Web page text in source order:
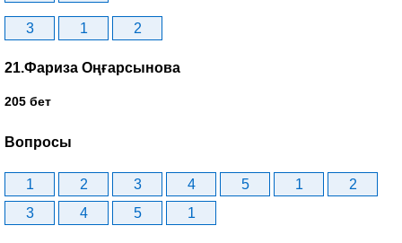
3 1 2
21.Фариза Оңғарсынова
205 бет
Вопросы
1 2 3 4 5 1
2
3
4 5 1